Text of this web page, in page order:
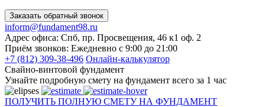
Заказать обратный звонок
inform@fundament98.ru
Адрес офиса: Спб, пр. Просвещения, 46 к1 оф. 2
Приём звонков: Ежедневно с 9:00 до 21:00
+7 (812) 309-38-496 Онлайн-калькулятор
Свайно-винтовой фундамент
Узнайте подробную смету на фундамент всего за 1 час
ПОЛУЧИТЬ ПОЛНУЮ СМЕТУ НА ФУНДАМЕНТ